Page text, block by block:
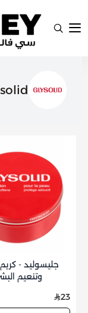
سي
جليسوليد -
وتنعيم
23